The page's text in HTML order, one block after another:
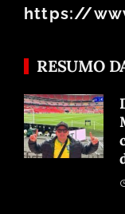
https://
RESUMO